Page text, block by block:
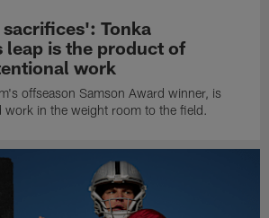
Tonka
leap is the product of
work
offseason Samson Award winner, is
work in the weight room to the field.